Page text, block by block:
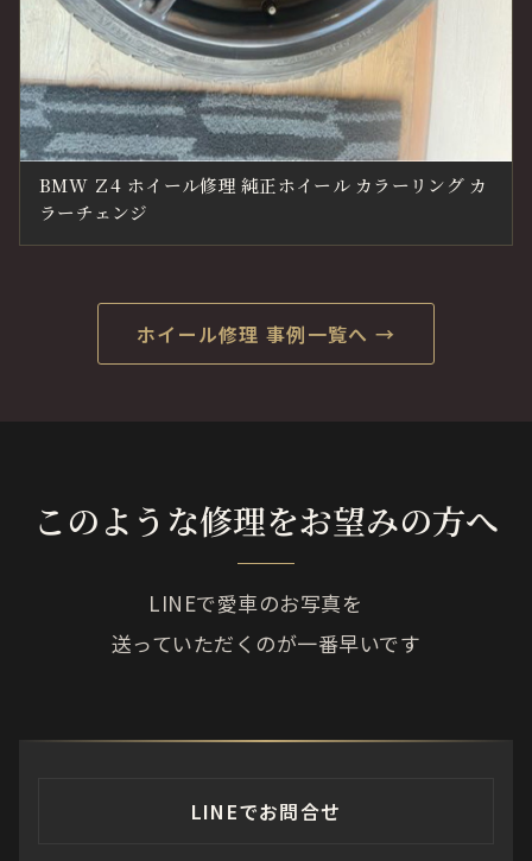
BMW Ｚ4 ホイール修理 純正ホイール カラーリング カ
ラーチェンジ
ホイール修理 事例一覧へ →
このような修理をお望みの方へ
LINEで愛車のお写真を
送っていただくのが一番早いです
LINEでお問合せ